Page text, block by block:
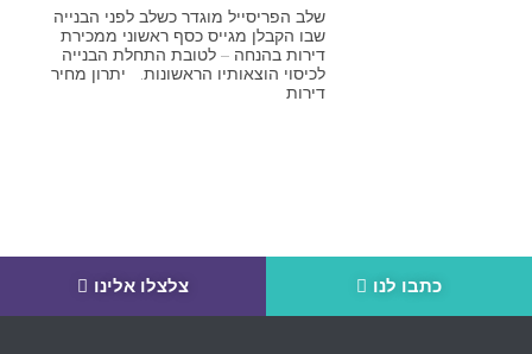
שלב הפריסייל מוגדר כשלב לפני הבנייה
שבו הקבלן מגייס כסף ראשוני ממכירת
דירות בהנחה – לטובת התחלת הבנייה
לכיסוי הוצאותיו הראשונות. יתרון מחיר
דירות
כתבו לנו צלצלו אלינו